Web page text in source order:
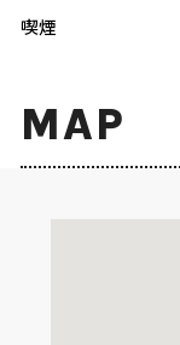
喫煙
MAP